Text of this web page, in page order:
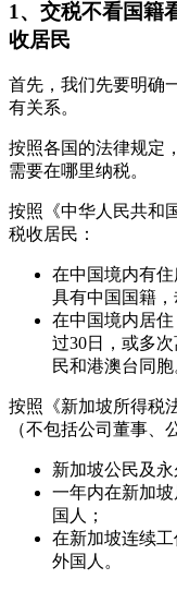
1、交税不看国籍
收居民
首先，我们先要明确
有关系。
按照各国的法律规定
需要在哪里纳税。
按照《中华人民共和
税收居民：
在中国境内有
具有中国国籍，
在中国境内居
过30日，或多
民和港澳台同胞
按照《新加坡所得税
（不包括公司董事、
新加坡公民及永
一年内在新加
国人；
在新加坡连续
外国人。